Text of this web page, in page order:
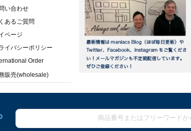
い合わせ
あるご質問
ページ
イバシーポリシー
Order
販売(wholesale)